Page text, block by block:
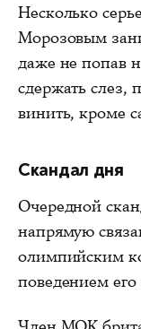
Несколько
Морозовым
даже не попав
сдержать слез,
винить, кроме
Скандал дня
Очередной
напрямую
олимпийским
поведением